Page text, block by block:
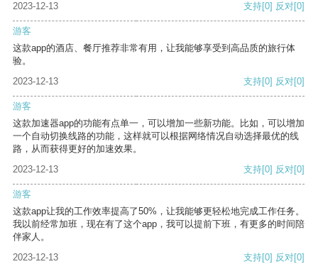
2023-12-13
支持[0] 反对[0]
游客
这款app的酒店、餐厅推荐非常有用，让我能够享受到高品质的旅行体
验。
2023-12-13
支持[0] 反对[0]
游客
这款加速器app的功能有点单一，可以增加一些新功能。比如，可以增加
一个自动切换线路的功能，这样就可以根据网络情况自动选择最优的线
路，从而获得更好的加速效果。
2023-12-13
支持[0] 反对[0]
游客
这款app让我的工作效率提高了50%，让我能够更轻松地完成工作任务。
我以前经常加班，现在有了这个app，我可以提前下班，有更多的时间陪
伴家人。
2023-12-13
支持[0] 反对[0]